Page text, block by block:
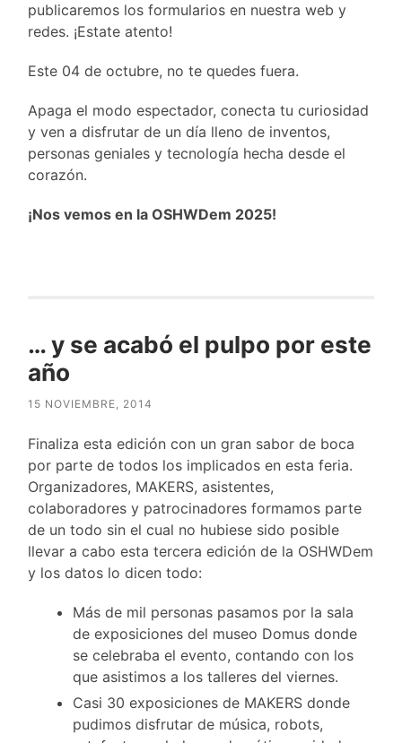
publicaremos los formularios en nuestra web y
redes. ¡Estate atento!
Este 04 de octubre, no te quedes fuera.
Apaga el modo espectador, conecta tu curiosidad
y ven a disfrutar de un día lleno de inventos,
personas geniales y tecnología hecha desde el
corazón.
¡Nos vemos en la OSHWDem 2025!
… y se acabó el pulpo por este
año
15 NOVIEMBRE, 2014
Finaliza esta edición con un gran sabor de boca
por parte de todos los implicados en esta feria.
Organizadores, MAKERS, asistentes,
colaboradores y patrocinadores formamos parte
de un todo sin el cual no hubiese sido posible
llevar a cabo esta tercera edición de la OSHWDem
y los datos lo dicen todo:
Más de mil personas pasamos por la sala
de exposiciones del museo Domus donde
se celebraba el evento, contando con los
que asistimos a los talleres del viernes.
Casi 30 exposiciones de MAKERS donde
pudimos disfrutar de música, robots,